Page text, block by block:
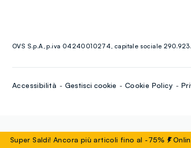
Super Saldi! Ancora più articoli fino al -75% Online
OVS S.p.A, p.iva 04240010274, capitale sociale
Accessibilità Gestisci cookie Cookie Policy